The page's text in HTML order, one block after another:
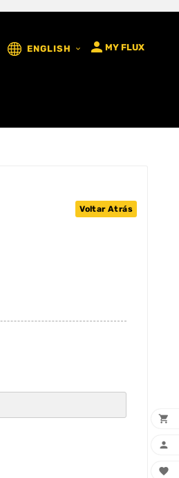
ENGLISH   MY FLUX
Voltar Atrás


